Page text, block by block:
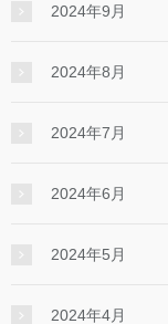
2024年9月
2024年8月
2024年7月
2024年6月
2024年5月
2024年4月